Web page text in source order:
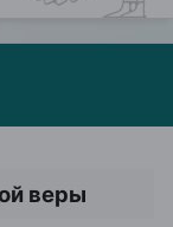
веры